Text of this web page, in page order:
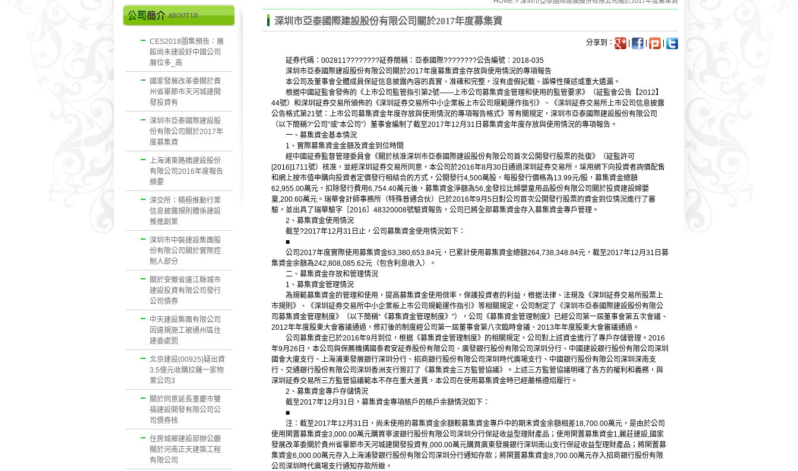
CES2018圖集預告：展
館尚未建設好中國公司
展位多_高
國家發展改革委關於貴
州省畢節市天河城建開
發投資有
深圳市亞泰國際建設股
份有限公司關於2017年
度募集資
上海浦東路橋建設股份
有限公司2016年度報告
摘要
深交所：積極推動行業
信息披露規則體係建設
推進創業
深圳市中裝建設集團股
份有限公司關於實際控
制人部分
關於安徽省廬江縣城市
建設投資有限公司發行
公司債券
中天建設集團有限公司
因違規施工被通州區住
建委處罰
北京建設(00925)疑出資
3.5億元收購拉薩一家物
業公司3
關於同意延長重慶市雙
福建設開發有限公司公
司債券核
住房城鄉建設部辦公廳
關於河南正天建築工程
有限公司
深圳市亞泰國際建設股份有限公司關於2017年度募集資
分享到：
証券代碼：002811????????証券簡稱：亞泰國際????????公告編號：2018-035
深圳市亞泰國際建設股份有限公司關於2017年度募集資金存放與使用情況的專項報告
本公司及董事會全體成員保証信息披露內容的真實、准確和完整，沒有虛假記載、誤導性陳述或重大遺漏。
根据中國証監會發佈的《上市公司監管指引第2號——上市公司募集資金管理和使用的監管要求》（証監會公告【2012】
44號）和深圳証券交易所頒佈的《深圳証券交易所中小企業板上市公司規範運作指引》、《深圳証券交易所上市公司信息披露
公告格式第21號：上市公司募集資金年度存放與使用情況的專項報告格式》等有關規定，深圳市亞泰國際建設股份有限公司
（以下簡稱?“公司”或“本公司”）董事會編制了截至2017年12月31日募集資金年度存放與使用情況的專項報告。
一、募集資金基本情況
1、實際募集資金金額及資金到位時間
經中國証券監督管理委員會《關於核准深圳市亞泰國際建設股份有限公司首次公開發行股票的批復》（証監許可
[2016]1711號）核准，並經深圳証券交易所同意，本公司於2016年8月30日通過深圳証券交易所，埰用網下向投資者詢價配售
和網上按市值申購向投資者定價發行相結合的方式，公開發行4,500萬股，每股發行價格為13.99元/股，募集資金總額
62,955.00萬元，扣除發行費用6,754.40萬元後，募集資金淨額為56,金發拉比婦嬰童用品股份有限公司關於投資建設婦嬰
童,200.60萬元。瑞華會計師事務所（特殊普通合伙）已於2016年9月5日對公司首次公開發行股票的資金到位情況進行了審
驗，並出具了瑞華驗字［2016］48320008號驗資報告，公司已將全部募集資金存入募集資金專戶管理。
2、募集資金使用情況
截至?2017年12月31日止，公司募集資金使用情況如下：
■
公司2017年度實際使用募集資金63,380,653.84元，已累計使用募集資金總額264,738,348.84元，截至2017年12月31日募
集資金余額為242,808,085.62元（包含利息收入）。
二、募集資金存放和管理情況
1、募集資金管理情況
為規範募集資金的管理和使用，提高募集資金使用傚率，保護投資者的利益，根据法律、法規及《深圳証券交易所股票上
市規則》、《深圳証券交易所中小企業板上市公司規範運作指引》等相關規定，公司制定了《深圳市亞泰國際建設股份有限公
司募集資金管理制度》（以下簡稱“《募集資金管理制度》”），公司《募集資金管理制度》已經公司第一屆董事會第五次會議、
2012年年度股東大會審議通過，修訂後的制度經公司第一屆董事會第八次臨時會議、2013年年度股東大會審議通過。
公司募集資金已於2016年9月到位，根据《募集資金管理制度》的相關規定，公司對上述資金進行了專戶存儲管理。2016
年9月26日，本公司與保薦機搆國泰君安証券股份有限公司、廣發銀行股份有限公司深圳分行、中國建設銀行股份有限公司深圳
國會大廈支行、上海浦東發展銀行深圳分行、招商銀行股份有限公司深圳時代廣場支行、中國銀行股份有限公司深圳深南支
行、交通銀行股份有限公司深圳香洲支行簽訂了《募集資金三方監管協議》。上述三方監管協議明確了各方的權利和義務，與
深圳証券交易所三方監管協議範本不存在重大差異，本公司在使用募集資金時已經嚴格遵炤履行。
2、募集資金專戶存儲情況
截至2017年12月31日，募集資金專項賬戶的賬戶余額情況如下：
■
注：截至2017年12月31日，尚未使用的募集資金余額較募集資金專戶中的期末資金余額相差18,700.00萬元，是由於公司
使用閑置募集資金3,000.00萬元購買寧波銀行股份有限公司深圳分行保証收益型理財產品；使用閑置募集資金1,麗莊建設,國家
發展改革委關於貴州省畢節市天河城建開發投資有,000.00萬元購買廣東發展銀行深圳南山支行保証收益型理財產品；將閑置募
集資金6,000.00萬元存入上海浦發銀行股份有限公司深圳分行通知存款；將閑置募集資金8,700.00萬元存入招商銀行股份有限
公司深圳時代廣場支行通知存款所緻。